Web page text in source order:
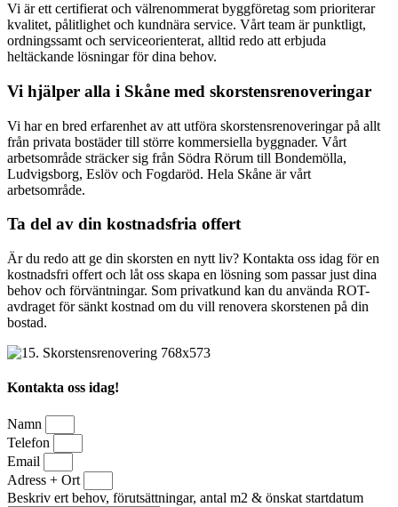
Vi är ett certifierat och välrenommerat byggföretag som prioriterar
kvalitet, pålitlighet och kundnära service. Vårt team är punktligt,
ordningssamt och serviceorienterat, alltid redo att erbjuda
heltäckande lösningar för dina behov.
Vi hjälper alla i Skåne med skorstensrenoveringar
Vi har en bred erfarenhet av att utföra skorstensrenoveringar på allt
från privata bostäder till större kommersiella byggnader. Vårt
arbetsområde sträcker sig från Södra Rörum till Bondemölla,
Ludvigsborg, Eslöv och Fogdaröd. Hela Skåne är vårt
arbetsområde.
Ta del av din kostnadsfria offert
Är du redo att ge din skorsten en nytt liv? Kontakta oss idag för en
kostnadsfri offert och låt oss skapa en lösning som passar just dina
behov och förväntningar. Som privatkund kan du använda ROT-
avdraget för sänkt kostnad om du vill renovera skorstenen på din
bostad.
Kontakta oss idag!
Namn
Telefon
Email
Adress + Ort
Beskriv ert behov, förutsättningar, antal m2 & önskat startdatum